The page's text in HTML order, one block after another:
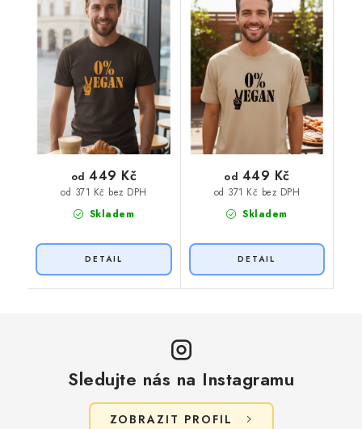
Skladem
od 371 Kč bez DPH
od 449 Kč
Skladem
od 371 Kč bez DPH
od 449 Kč
Sledujte nás na Instagramu
ZOBRAZIT PROFIL